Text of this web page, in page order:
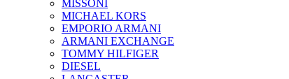
MISSONI
MICHAEL KORS
EMPORIO ARMANI
ARMANI EXCHANGE
TOMMY HILFIGER
DIESEL